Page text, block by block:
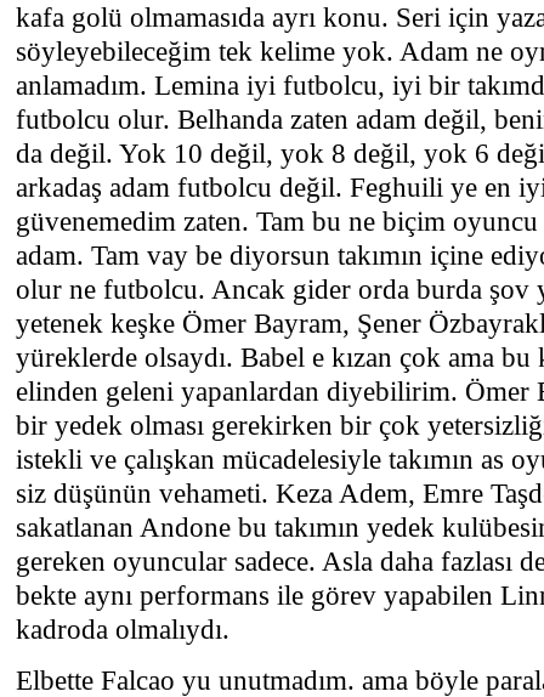
kafa golü olmamasıda ayrı konu. Seri için
söyleyebileceğim tek kelime yok. Adam ne
anlamadım. Lemina iyi futbolcu, iyi bir
futbolcu olur. Belhanda zaten adam değil,
da değil. Yok 10 değil, yok 8 değil, yok 6
arkadaş adam futbolcu değil. Feghuili ye en
güvenemedim zaten. Tam bu ne biçim
adam. Tam vay be diyorsun takımın içine
olur ne futbolcu. Ancak gider orda burda şov
yetenek keşke Ömer Bayram, Şener
yüreklerde olsaydı. Babel e kızan çok ama bu
elinden geleni yapanlardan diyebilirim. Ömer
bir yedek olması gerekirken bir çok
istekli ve çalışkan mücadelesiyle takımın as
siz düşünün vehameti. Keza Adem, Emre
sakatlanan Andone bu takımın yedek
gereken oyuncular sadece. Asla daha fazlası
bekte aynı performans ile görev yapabilen
kadroda olmalıydı.
Elbette Falcao yu unutmadım. ama böyle